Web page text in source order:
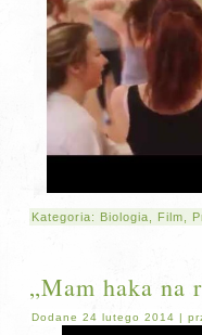
Kategoria: Biologia Film
„Mam haka na
Dodane 24 lutego 2014 |